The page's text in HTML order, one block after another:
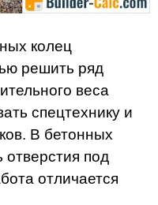
колец
решить ряд
веса
спецтехнику и
В бетонных
отверстия под
отличается